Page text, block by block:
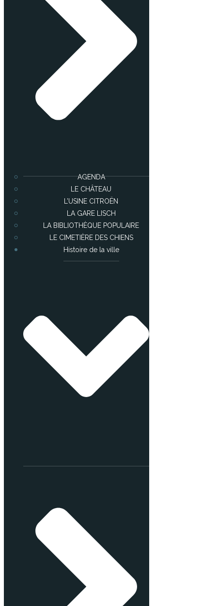
AGENDA
LE CHÂTEAU
L’USINE CITROËN
LA GARE LISCH
LA BIBLIOTHÈQUE POPULAIRE
LE CIMETIÈRE DES CHIENS
Histoire de la ville